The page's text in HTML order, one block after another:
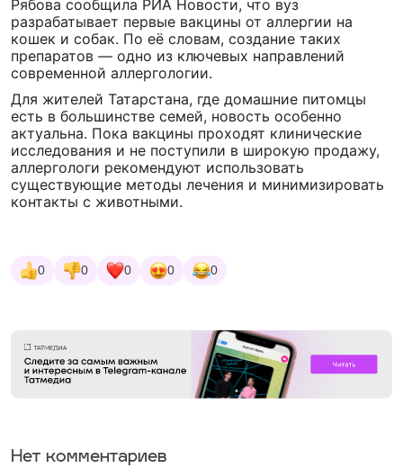
Рябова сообщила РИА Новости, что вуз
разрабатывает первые вакцины от аллергии на
кошек и собак. По её словам, создание таких
препаратов — одно из ключевых направлений
современной аллергологии.
Для жителей Татарстана, где домашние питомцы
есть в большинстве семей, новость особенно
актуальна. Пока вакцины проходят клинические
исследования и не поступили в широкую продажу,
аллергологи рекомендуют использовать
существующие методы лечения и минимизировать
контакты с животными.
0 0 0 0 0
Нет комментариев